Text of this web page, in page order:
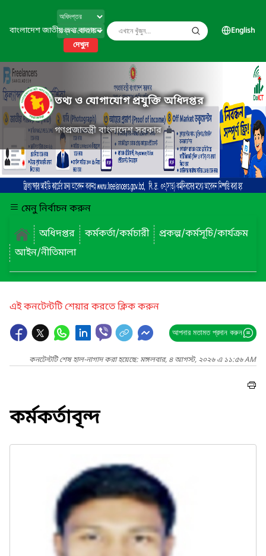
বাংলাদেশ জাতীয় তথ্য বাতায়ন
দেখুন
English
তথ্য ও যোগাযোগ প্রযুক্তি অধিদপ্তর
গণপ্রজাতন্ত্রী বাংলাদেশ সরকার
মেনু নির্বাচন করুন
অধিদপ্তর
কর্মকর্তা/কর্মচারী
প্রকল্প/কর্মসূচি/কার্যক্রম
আইন/নীতিমালা
এই কনটেন্টটি শেয়ার করতে ক্লিক করুন
আপনার মতামত প্রদান করুন
কনটেন্টটি শেষ হাল-নাগাদ করা হয়েছে: মঙ্গলবার, ৪ আগস্ট, ২০২৬ এ ১১:৫৬ AM
কর্মকর্তাবৃন্দ